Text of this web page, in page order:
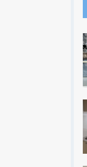
現在、
現在、